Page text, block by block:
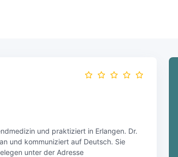
und praktiziert in Erlangen. Dr.
und kommuniziert auf Deutsch. Sie
unter der Adresse